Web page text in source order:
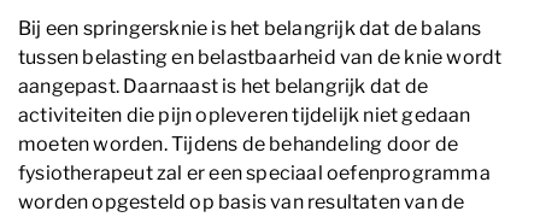
Bij een springersknie is het belangrijk dat de balans
tussen belasting en belastbaarheid van de knie wordt
aangepast. Daarnaast is het belangrijk dat de
activiteiten die pijn opleveren tijdelijk niet gedaan
moeten worden. Tijdens de behandeling door de
fysiotherapeut zal er een speciaal oefenprogramma
worden opgesteld op basis van resultaten van de